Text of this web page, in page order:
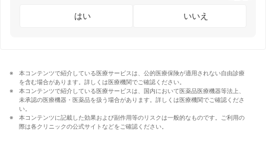
はい いいえ
本コンテンツで紹介している医療サービスは、公的医療保険が適用されない自由診療
を含む場合があります。詳しくは医療機関でご確認ください。
本コンテンツで紹介している医療サービスは、国内において医薬品医療機器等法上、
未承認の医療機器・医薬品を扱う場合があります。詳しくは医療機関でご確認くださ
い。
本コンテンツに記載した効果および副作用等のリスクは一般的なものです。ご利用の
際は各クリニックの公式サイトなどをご確認ください。